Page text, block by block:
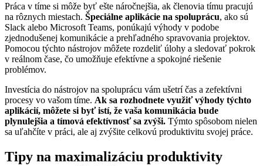
Práca v tíme si môže byť ešte náročnejšia, ak členovia tímu pracujú
na rôznych miestach. Špeciálne aplikácie na spoluprácu, ako sú
Slack alebo Microsoft Teams, ponúkajú výhody v podobe
zjednodušenej komunikácie a prehľadného spravovania projektov.
Pomocou týchto nástrojov môžete rozdeliť úlohy a sledovať pokrok
v reálnom čase, čo umožňuje efektívne a spokojné riešenie
problémov.
Investícia do nástrojov na spoluprácu vám ušetrí čas a zefektívni
procesy vo vašom tíme. Ak sa rozhodnete využiť výhody týchto
aplikácií, môžete si byť istí, že vaša komunikácia bude
plynulejšia a tímová efektívnosť sa zvýši. Týmto spôsobom nielen
sa uľahčíte v práci, ale aj zvýšite celkovú produktivitu svojej práce.
Tipy na maximalizáciu produktivity